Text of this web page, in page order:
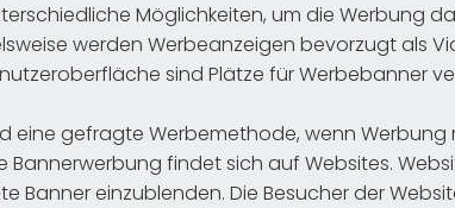
Möglichkeiten, um die Werbung
werden Werbeanzeigen bevorzugt als
sind Plätze für Werbebanner
eine gefragte Werbemethode, wenn Werbung
Bannerwerbung findet sich auf Websites.
Banner einzublenden. Die Besucher der